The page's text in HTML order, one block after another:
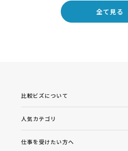
全て見る
比較ビズについて
人気カテゴリ
仕事を受けたい方へ